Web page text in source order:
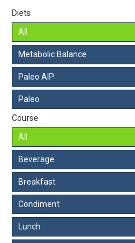
Diets
All
Metabolic Balance
Paleo AIP
Paleo
Course
All
Beverage
Breakfast
Condiment
Lunch